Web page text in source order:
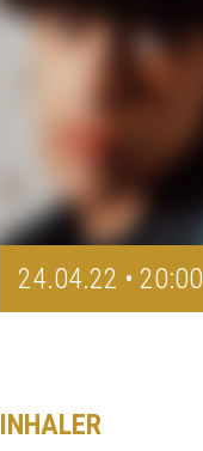
24.04.22 • 20:00
INHALER